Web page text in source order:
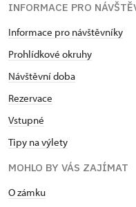
INFORMACE PRO
Informace pro návštěvníky
Prohlídkové okruhy
Návštěvní doba
Rezervace
Vstupné
Tipy na výlety
MOHLO BY VÁS ZAJÍMAT
O zámku